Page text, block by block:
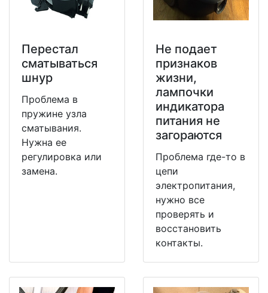
Перестал
сматываться
шнур
Проблема в
пружине узла
сматывания.
Нужна ее
регулировка или
замена.
Не подает
признаков
жизни,
лампочки
индикатора
питания не
загораются
Проблема где-то в
цепи
электропитания,
нужно все
проверять и
восстановить
контакты.